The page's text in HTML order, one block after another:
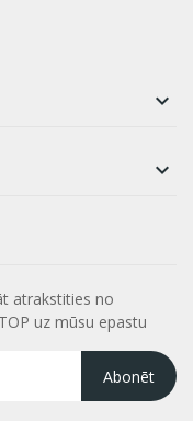


atrakstities no
uz mūsu epastu
Abonēt